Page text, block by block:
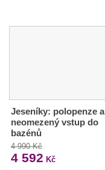
Jeseníky: polopenze a
neomezený vstup do
bazénů
4 990 Kč
4 592 Kč